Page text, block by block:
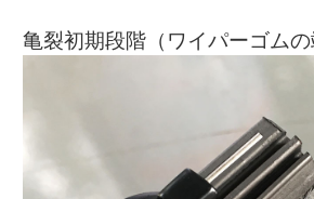
亀裂初期段階（ワイパーゴムの